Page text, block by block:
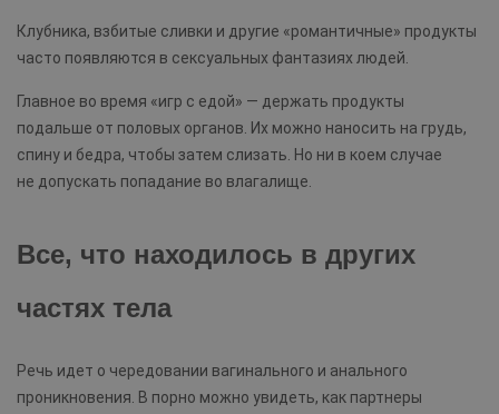
Клубника, взбитые сливки и другие «романтичные» продукты
часто появляются в сексуальных фантазиях людей.
Главное во время «игр с едой» — держать продукты
подальше от половых органов. Их можно наносить на грудь,
спину и бедра, чтобы затем слизать. Но ни в коем случае
не допускать попадание во влагалище.
Все, что находилось в других
частях тела
Речь идет о чередовании вагинального и анального
проникновения. В порно можно увидеть, как партнеры